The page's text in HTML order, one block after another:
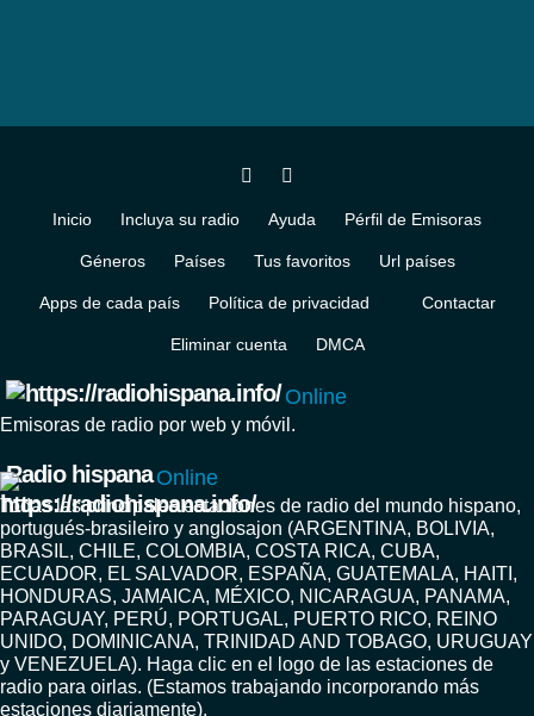
Inicio Incluya su radio Ayuda Pérfil de Emisoras
Géneros Países Tus favoritos Url países
Apps de cada país Política de privacidad Contactar
Eliminar cuenta DMCA
Online
Emisoras de radio por web y móvil.
Radio hispana Online
Todas las principales estaciones de radio del mundo hispano,
portugués-brasileiro y anglosajon (ARGENTINA, BOLIVIA,
BRASIL, CHILE, COLOMBIA, COSTA RICA, CUBA,
ECUADOR, EL SALVADOR, ESPAÑA, GUATEMALA, HAITI,
HONDURAS, JAMAICA, MÉXICO, NICARAGUA, PANAMA,
PARAGUAY, PERÚ, PORTUGAL, PUERTO RICO, REINO
UNIDO, DOMINICANA, TRINIDAD AND TOBAGO, URUGUAY
y VENEZUELA). Haga clic en el logo de las estaciones de
radio para oirlas. (Estamos trabajando incorporando más
estaciones diariamente).